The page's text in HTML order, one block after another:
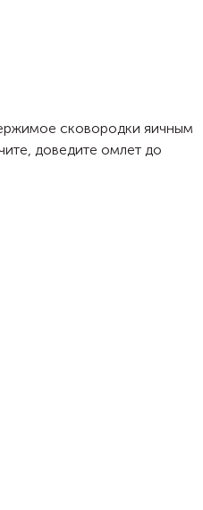
сковородки яичным
доведите омлет до